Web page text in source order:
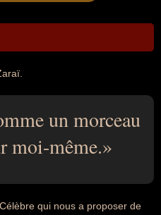
un morceau
moi-même.
qui nous a proposer de